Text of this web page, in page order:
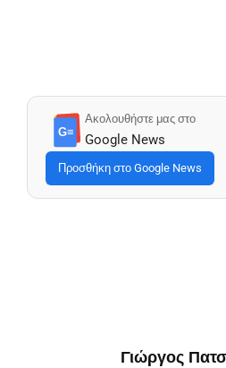
G≡
Ακολουθήστε μας στο
Google News
Προσθήκη στο Google News
Γιώργος